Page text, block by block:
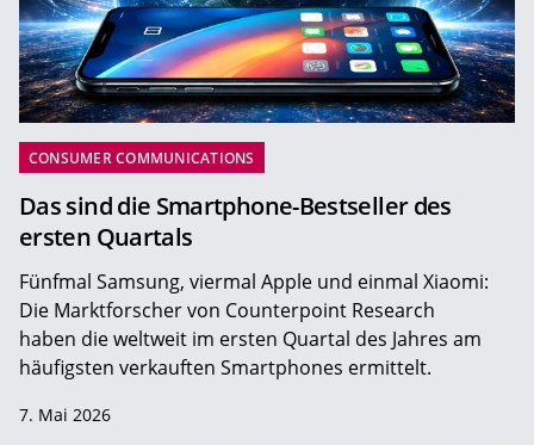
CONSUMER COMMUNICATIONS
Das sind die Smartphone-Bestseller des
ersten Quartals
Fünfmal Samsung, viermal Apple und einmal Xiaomi:
Die Marktforscher von Counterpoint Research
haben die weltweit im ersten Quartal des Jahres am
häufigsten verkauften Smartphones ermittelt.
7. Mai 2026